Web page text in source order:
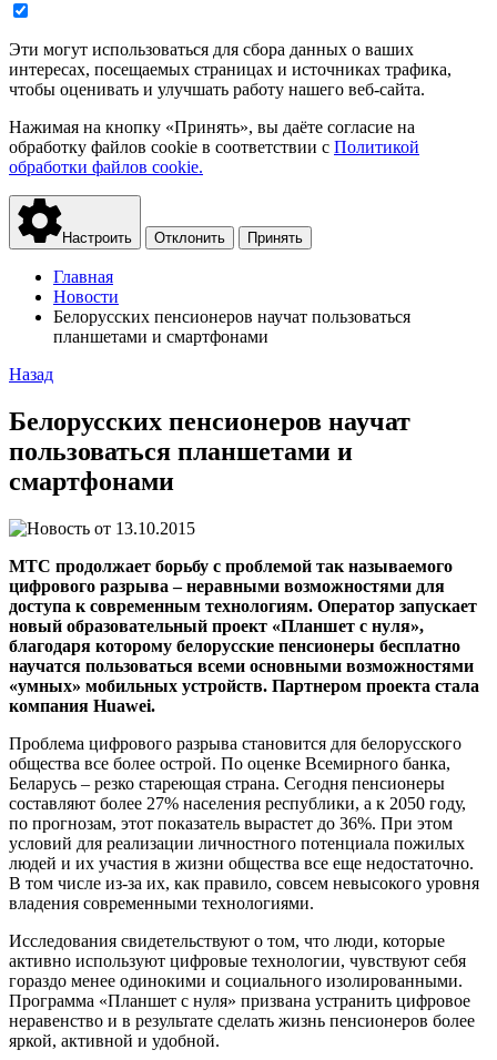
Эти могут использоваться для сбора данных о ваших
интересах, посещаемых страницах и источниках трафика,
чтобы оценивать и улучшать работу нашего веб-сайта.
Нажимая на кнопку «Принять», вы даёте согласие на
обработку файлов cookie в соответствии с Политикой
обработки файлов cookie.
Настроить Отклонить Принять
Главная
Новости
Белорусских пенсионеров научат пользоваться
планшетами и смартфонами
Назад
Белорусских пенсионеров научат
пользоваться планшетами и
смартфонами
13.10.2015
МТС продолжает борьбу с проблемой так называемого
цифрового разрыва – неравными возможностями для
доступа к современным технологиям. Оператор запускает
новый образовательный проект «Планшет с нуля»,
благодаря которому белорусские пенсионеры бесплатно
научатся пользоваться всеми основными возможностями
«умных» мобильных устройств. Партнером проекта стала
компания Huawei.
Проблема цифрового разрыва становится для белорусского
общества все более острой. По оценке Всемирного банка,
Беларусь – резко стареющая страна. Сегодня пенсионеры
составляют более 27% населения республики, а к 2050 году,
по прогнозам, этот показатель вырастет до 36%. При этом
условий для реализации личностного потенциала пожилых
людей и их участия в жизни общества все еще недостаточно.
В том числе из-за их, как правило, совсем невысокого уровня
владения современными технологиями.
Исследования свидетельствуют о том, что люди, которые
активно используют цифровые технологии, чувствуют себя
гораздо менее одинокими и социального изолированными.
Программа «Планшет с нуля» призвана устранить цифровое
неравенство и в результате сделать жизнь пенсионеров более
яркой, активной и удобной.